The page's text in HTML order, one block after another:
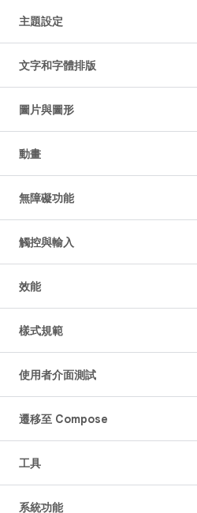
主題設定
文字和字體排版
圖片與圖形
動畫
無障礙功能
觸控與輸入
效能
樣式規範
使用者介面測試
遷移至 Compose
工具
系統功能